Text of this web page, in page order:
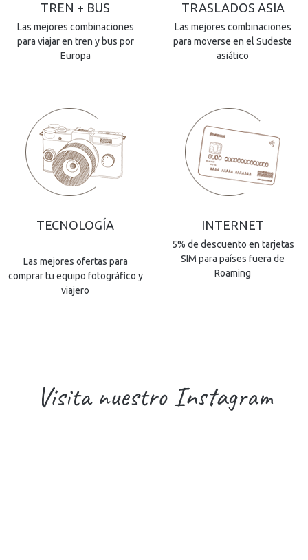
TREN + BUS
Las mejores combinaciones
para viajar en tren y bus por
Europa
TRASLADOS ASIA
Las mejores combinaciones
para moverse en el Sudeste
asiático
TECNOLOGÍA
Las mejores ofertas para
comprar tu equipo fotográfico y
viajero
INTERNET
5% de descuento en tarjetas
SIM para países fuera de
Roaming
Visita nuestro Instagram